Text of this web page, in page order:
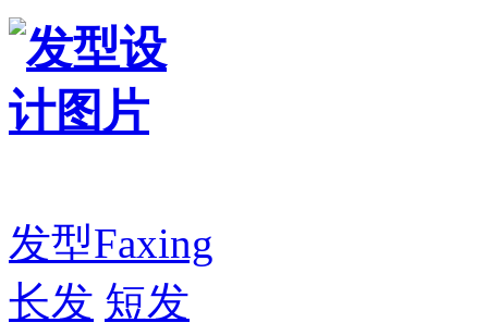
发型Faxing
长发 短发